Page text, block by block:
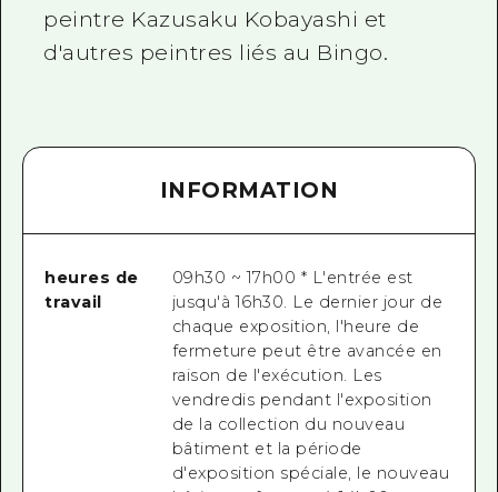
peintre Kazusaku Kobayashi et
d'autres peintres liés au Bingo.
INFORMATION
heures de
travail
09h30 ~ 17h00 * L'entrée est
jusqu'à 16h30. Le dernier jour de
chaque exposition, l'heure de
fermeture peut être avancée en
raison de l'exécution. Les
vendredis pendant l'exposition
de la collection du nouveau
bâtiment et la période
d'exposition spéciale, le nouveau